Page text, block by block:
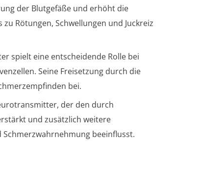
der Blutgefäße und erhöht die
Rötungen, Schwellungen und Juckreiz
spielt eine entscheidende Rolle bei
Seine Freisetzung durch die
bei.
der den durch
und zusätzlich weitere
beeinflusst.